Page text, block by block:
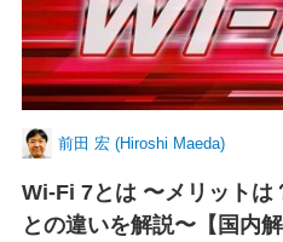
前田 宏 (Hiroshi Maeda)
Wi-Fi 7とは 〜メリットは
との違いを解説〜【国内